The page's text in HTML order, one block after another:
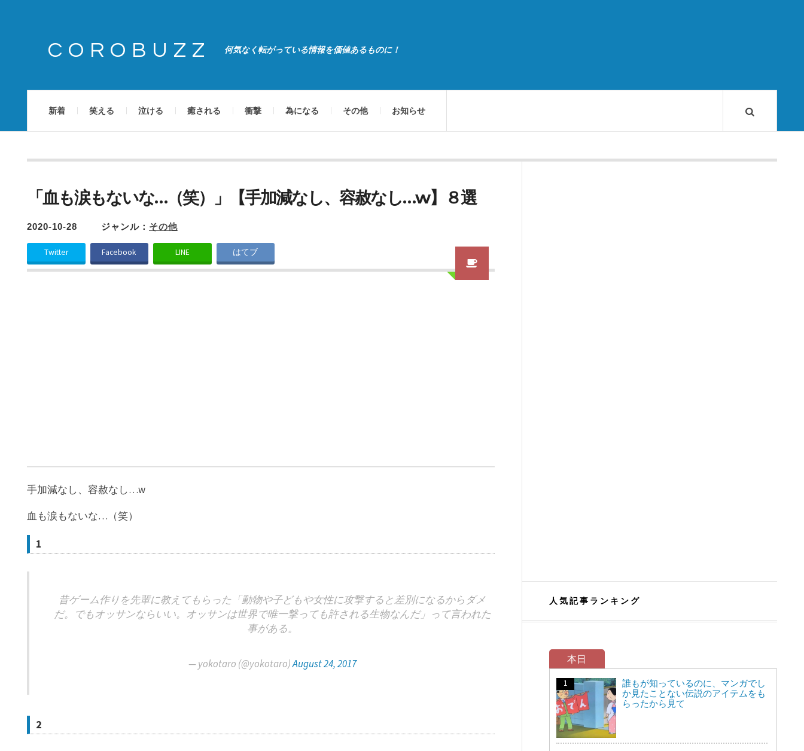
COROBUZZ 何気なく転がっている情報を価値あるものに！
新着 笑える 泣ける 癒される 衝撃 為になる その他 お知らせ
「血も涙もないな…（笑）」【手加減なし、容赦なし…w】８選
2020-10-28 ジャンル： その他
Twitter Facebook LINE はてブ
手加減なし、容赦なし…w
血も涙もないな…（笑）
1
昔ゲーム作りを先輩に教えてもらった「動物や子どもや女性に攻撃すると差別になるからダメ
だ。でもオッサンならいい。オッサンは世界で唯一撃っても許される生物なんだ」って言われた
事がある。
— yokotaro (@yokotaro)August 24, 2017
2
人気記事ランキング
本日
誰もが知っているのに、マンガでし
か見たことない伝説のアイテムをも
らったから見て